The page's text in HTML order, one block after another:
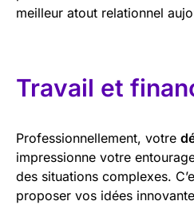
meilleur atout relationnel
Travail et
Professionnellement, votre
impressionne votre
des situations complexes.
proposer vos idées